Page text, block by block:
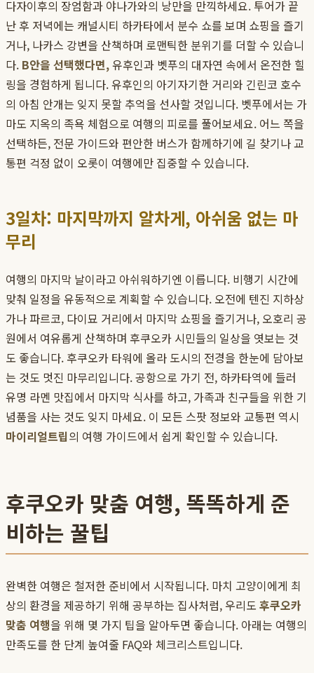
다자이후의 장엄함과 야나가와의 낭만을 만끽하세요. 투어가 끝
난 후 저녁에는 캐널시티 하카타에서 분수 쇼를 보며 쇼핑을 즐기
거나, 나카스 강변을 산책하며 로맨틱한 분위기를 더할 수 있습니
다. B안을 선택했다면,유후인과 벳푸의 대자연 속에서 온전한 힐
링을 경험하게 됩니다. 유후인의 아기자기한 거리와 긴린코 호수
의 아침 안개는 잊지 못할 추억을 선사할 것입니다. 벳푸에서는 가
마도 지옥의 족욕 체험으로 여행의 피로를 풀어보세요. 어느 쪽을
선택하든, 전문 가이드와 편안한 버스가 함께하기에 길 찾기나 교
통편 걱정 없이 오롯이 여행에만 집중할 수 있습니다.
3일차: 마지막까지 알차게, 아쉬움 없는 마
무리
여행의 마지막 날이라고 아쉬워하기엔 이릅니다. 비행기 시간에
맞춰 일정을 유동적으로 계획할 수 있습니다. 오전에 텐진 지하상
가나 파르코, 다이묘 거리에서 마지막 쇼핑을 즐기거나, 오호리 공
원에서 여유롭게 산책하며 후쿠오카 시민들의 일상을 엿보는 것
도 좋습니다. 후쿠오카 타워에 올라 도시의 전경을 한눈에 담아보
는 것도 멋진 마무리입니다. 공항으로 가기 전, 하카타역에 들러
유명 라멘 맛집에서 마지막 식사를 하고, 가족과 친구들을 위한 기
념품을 사는 것도 잊지 마세요. 이 모든 스팟 정보와 교통편 역시
마이리얼트립의 여행 가이드에서 쉽게 확인할 수 있습니다.
후쿠오카 맞춤 여행, 똑똑하게 준
비하는 꿀팁
완벽한 여행은 철저한 준비에서 시작됩니다. 마치 고양이에게 최
상의 환경을 제공하기 위해 공부하는 집사처럼, 우리도 후쿠오카
맞춤 여행을 위해 몇 가지 팁을 알아두면 좋습니다. 아래는 여행의
만족도를 한 단계 높여줄 FAQ와 체크리스트입니다.